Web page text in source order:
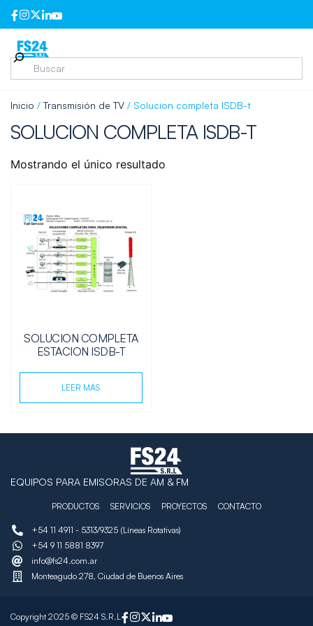
Inicio / Transmisión de TV / Solucion completa ISDB-t
SOLUCION COMPLETA ISDB-T
Mostrando el único resultado
SOLUCION COMPLETA
ESTACION ISDB-T
LEER MÁS
EQUIPOS PARA EMISORAS DE AM & FM
PRODUCTOS SERVICIOS PROYECTOS CONTACTO
+54 11 4911 - 5313/9325 (Líneas Rotativas)
+54 9 11 5881 8397
info@fs24.com.ar
Monteagudo 278, Ciudad de Buenos Aires
Copyright 2025 © FS24 S.R.L